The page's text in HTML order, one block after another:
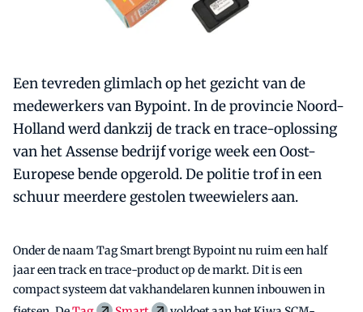
Een tevreden glimlach op het gezicht van de
medewerkers van Bypoint. In de provincie Noord-
Holland werd dankzij de track en trace-oplossing
van het Assense bedrijf vorige week een Oost-
Europese bende opgerold. De politie trof in een
schuur meerdere gestolen tweewielers aan.
Onder de naam Tag Smart brengt Bypoint nu ruim een half
jaar een track en trace-product op de markt. Dit is een
compact systeem dat vakhandelaren kunnen inbouwen in